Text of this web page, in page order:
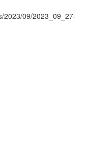
2023/09/2023_09_27-